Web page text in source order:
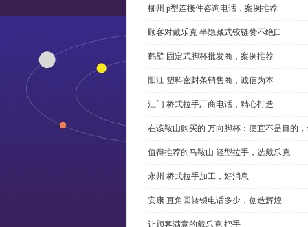
柳州 p型连接件咨询电话，案例推荐
顾客对戴乐克 半隐藏式铰链赞不绝口
鹤壁 固定式脚杯批发商，案例推荐
阳江 塑料密封条销售商，诚信为本
江门 桥式拉手厂商电话，精心打造
在该鞍山购买的 万向脚杯：便宜不是目的
值得推荐的马鞍山 轻型拉手，选戴乐克
永州 桥式拉手加工，好消息
安康 直角回转锁电话多少，创造辉煌
让顾客满意的戴乐克 把手